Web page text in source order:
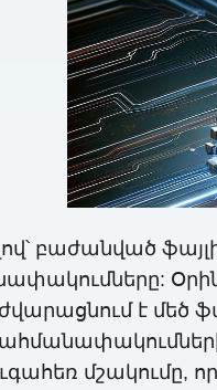
բաժանված
է մեծ